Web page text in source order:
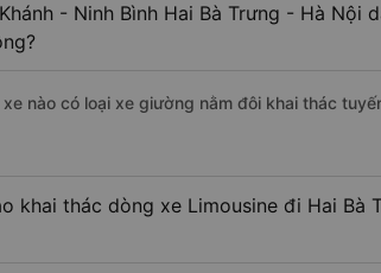
- Ninh Bình Hai Bà Trưng - Hà Nội
nào có loại xe giường nằm đôi khai thác
khai thác dòng xe Limousine đi Hai Bà